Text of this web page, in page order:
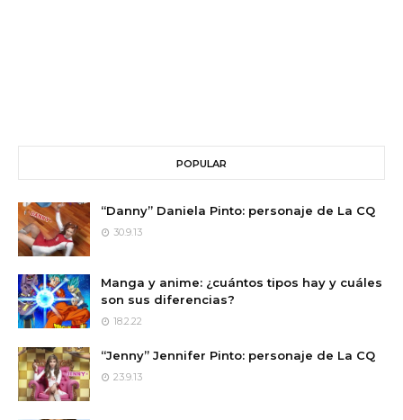
POPULAR
“Danny” Daniela Pinto: personaje de La CQ
30.9.13
Manga y anime: ¿cuántos tipos hay y cuáles
son sus diferencias?
18.2.22
“Jenny” Jennifer Pinto: personaje de La CQ
23.9.13